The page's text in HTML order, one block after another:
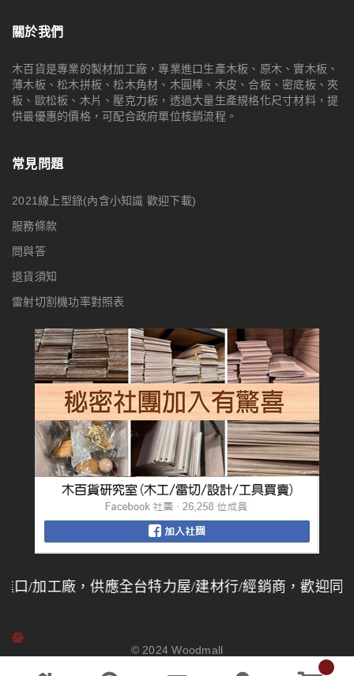
關於我們
木百貨是專業的製材加工廠，專業進口生產木板、原木、實木板、
薄木板、松木拼板、松木角材、木圓棒、木皮、合板、密底板、夾
板、歐松板、木片、壓克力板，透過大量生產規格化尺寸材料，提
供最優惠的價格，可配合政府單位核銷流程。
常見問題
2021線上型錄(內含小知識 歡迎下載)
服務條款
問與答
退貨須知
雷射切割機功率對照表
工廠，供應全台特力屋/建材行/經銷商，歡迎同業批
© 2024Woodmall